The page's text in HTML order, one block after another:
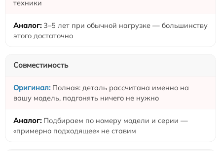
техники
3–5 лет при обычной нагрузке — большинству
этого достаточно
Совместимость
Полная: деталь рассчитана именно на
вашу модель, подгонять ничего не нужно
Подбираем по номеру модели и серии —
«примерно подходящее» не ставим